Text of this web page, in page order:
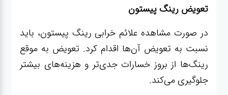
تعویض رینگ پیستون
در صورت مشاهده علائم خرابی رینگ پیستون، باید
نسبت به تعویض آن‌ها اقدام کرد. تعویض به موقع
رینگ‌ها از بروز خسارات جدی‌تر و هزینه‌های بیشتر
جلوگیری می‌کند.